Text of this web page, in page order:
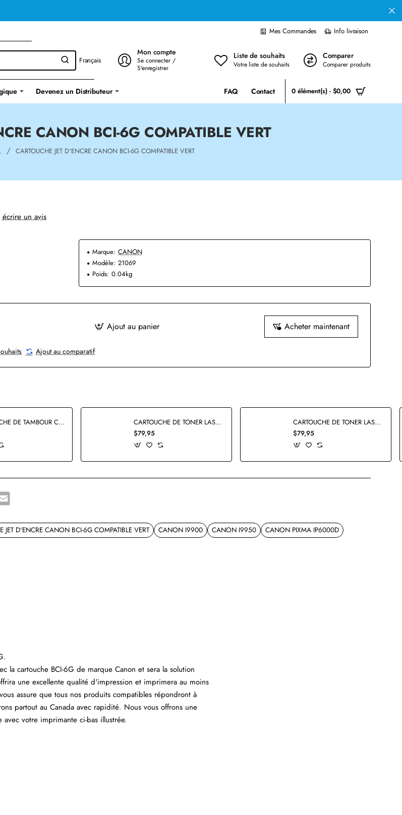
Mes Commandes Info livraison
Français
Mon compte
Se connecter /
S'enregistrer
Liste de souhaits
Votre liste de souhaits
Comparer
Comparer produits
Devenez un Distributeur FAQ Contact 0 élément(s) - $0,00
CANON BCI-6G COMPATIBLE VERT
CARTOUCHE JET D'ENCRE CANON BCI-6G COMPATIBLE VERT
écrire un avis
Marque: CANON
Modèle: 21069
Poids: 0.04kg
Ajout au panier Acheter maintenant
Ajout au comparatif
CARTOUCHE DE TAMBOUR CANON 049 2165C001AA COMPATIBLE
CARTOUCHE DE TONER LASER CANON 046H 1251C001 COMPATIBLE JAUNE
$79,95
CARTOUCHE DE TONER LASER CANON 046H 1252C001 COMPATIBLE MAGENTA
$79,95
Email
JET D'ENCRE CANON BCI-6G COMPATIBLE VERT CANON I9900 CANON I9950
CANON PIXMA IP6000D
la cartouche BCI-6G de marque Canon et sera la solution
une excellente qualité d'impression et imprimera au moins
assure que tous nos produits compatibles répondront à
partout au Canada avec rapidité. Nous vous offrons une
votre imprimante ci-bas illustrée.